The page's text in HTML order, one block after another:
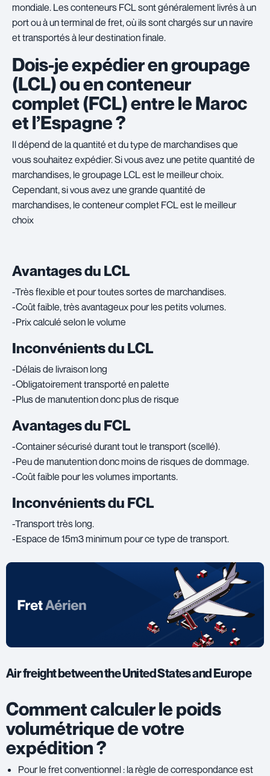
mondiale. Les conteneurs FCL sont généralement livrés à un
port ou à un terminal de fret, où ils sont chargés sur un navire
et transportés à leur destination finale.
Dois-je expédier en groupage
(LCL) ou en conteneur
complet (FCL) entre le Maroc
et l’Espagne ?
Il dépend de la quantité et du type de marchandises que
vous souhaitez expédier. Si vous avez une petite quantité de
marchandises, le groupage LCL est le meilleur choix.
Cependant, si vous avez une grande quantité de
marchandises, le conteneur complet FCL est le meilleur
choix
Avantages du LCL
-Très flexible et pour toutes sortes de marchandises.
-Coût faible, très avantageux pour les petits volumes.
-Prix calculé selon le volume
Inconvénients du LCL
-Délais de livraison long
-Obligatoirement transporté en palette
-Plus de manutention donc plus de risque
Avantages du FCL
-Container sécurisé durant tout le transport (scellé).
-Peu de manutention donc moins de risques de dommage.
-Coût faible pour les volumes importants.
Inconvénients du FCL
-Transport très long.
-Espace de 15m3 minimum pour ce type de transport.
Air freight between the United States and Europe
Comment calculer le poids
volumétrique de votre
expédition ?
Pour le fret conventionnel : la règle de correspondance est